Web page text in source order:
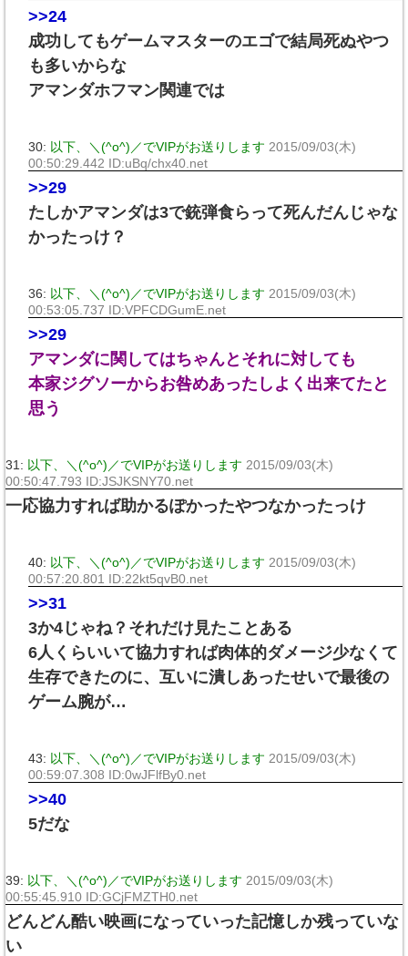
>>24
成功してもゲームマスターのエゴで結局死ぬやつ
も多いからな
アマンダホフマン関連では
30: 以下、＼(^o^)／でVIPがお送りします 2015/09/03(木)
00:50:29.442 ID:uBq/chx40.net
>>29
たしかアマンダは3で銃弾食らって死んだんじゃな
かったっけ？
36: 以下、＼(^o^)／でVIPがお送りします 2015/09/03(木)
00:53:05.737 ID:VPFCDGumE.net
>>29
アマンダに関してはちゃんとそれに対しても
本家ジグソーからお咎めあったしよく出来てたと
思う
31: 以下、＼(^o^)／でVIPがお送りします 2015/09/03(木)
00:50:47.793 ID:JSJKSNY70.net
一応協力すれば助かるぽかったやつなかったっけ
40: 以下、＼(^o^)／でVIPがお送りします 2015/09/03(木)
00:57:20.801 ID:22kt5qvB0.net
>>31
3か4じゃね？それだけ見たことある
6人くらいいて協力すれば肉体的ダメージ少なくて
生存できたのに、互いに潰しあったせいで最後の
ゲーム腕が…
43: 以下、＼(^o^)／でVIPがお送りします 2015/09/03(木)
00:59:07.308 ID:0wJFlfBy0.net
>>40
5だな
39: 以下、＼(^o^)／でVIPがお送りします 2015/09/03(木)
00:55:45.910 ID:GCjFMZTH0.net
どんどん酷い映画になっていった記憶しか残っていな
い